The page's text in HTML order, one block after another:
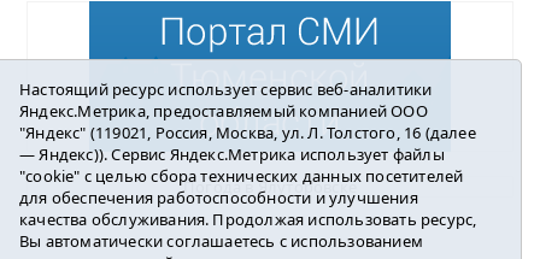
Погода в Ялуторовске
Настоящий ресурс использует сервис веб-аналитики
Яндекс.Метрика, предоставляемый компанией ООО
"Яндекс" (119021, Россия, Москва, ул. Л. Толстого, 16 (далее
— Яндекс)). Сервис Яндекс.Метрика использует файлы
"cookie" с целью сбора технических данных посетителей
для обеспечения работоспособности и улучшения
качества обслуживания. Продолжая использовать ресурс,
Вы автоматически соглашаетесь с использованием